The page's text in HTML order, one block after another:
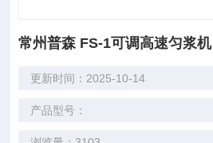
常州普森 FS-1可调高速匀浆机
更新时间：2025-10-14
产品型号：